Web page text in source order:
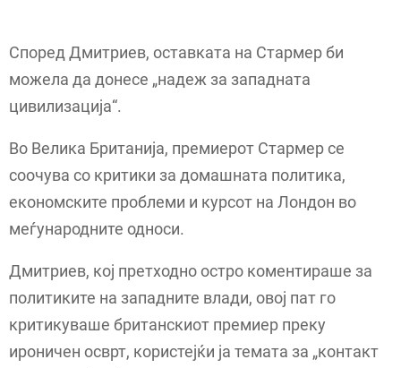
Според Дмитриев, оставката на Стармер би
можела да донесе „надеж за западната
цивилизација“.
Во Велика Британија, премиерот Стармер се
соочува со критики за домашната политика,
економските проблеми и курсот на Лондон во
меѓународните односи.
Дмитриев, кој претходно остро коментираше за
политиките на западните влади, овој пат го
критикуваше британскиот премиер преку
ироничен осврт, користејќи ја темата за „контакт